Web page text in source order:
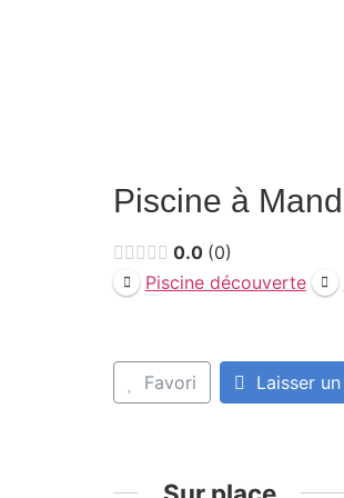
Piscine à
0.0 0
Piscine découverte
Favori Laisser